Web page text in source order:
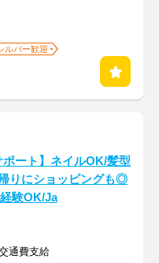
ルバー歓迎
ポート】ネイルOK/髪型
りにショッピングも◎
験OK/Ja
通費支給